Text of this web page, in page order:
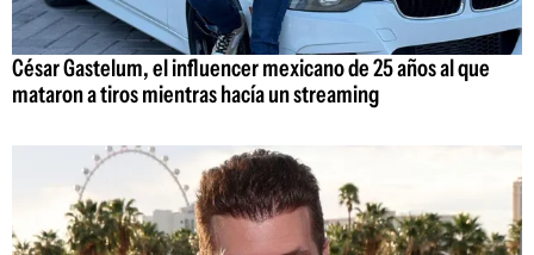
César Gastelum, el influencer mexicano de 25 años al que
mataron a tiros mientras hacía un streaming